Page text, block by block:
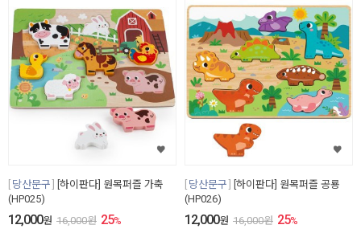
당산문구
[하이판다] 원목퍼즐 가축
(HP025)
12,000원 16,000원 25%
당산문구
[하이판다] 원목퍼즐 공룡
(HP026)
12,000원 16,000원 25%